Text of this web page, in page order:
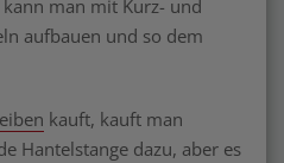
man mit Kurz- und
aufbauen und so dem
kauft, kauft man
Hantelstange dazu, aber es